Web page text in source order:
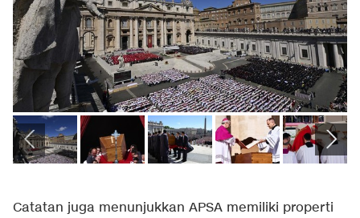
Catatan juga menunjukkan APSA memiliki properti